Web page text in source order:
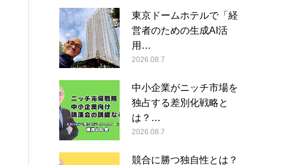
東京ドームホテルで「経
営者のための生成AI活
用…
2026.08.7
中小企業がニッチ市場を
独占する差別化戦略と
は？…
2026.08.7
競合に勝つ独自性とは？